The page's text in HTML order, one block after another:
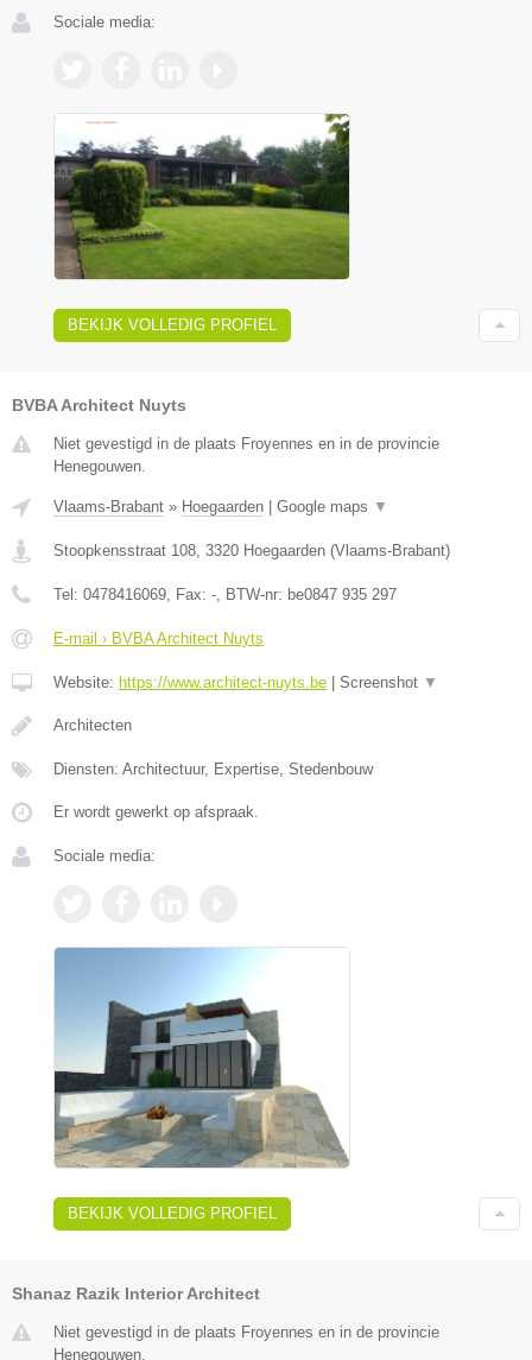
Sociale media:
BEKIJK VOLLEDIG PROFIEL
BVBA Architect Nuyts
Niet gevestigd in de plaats Froyennes en in de provincie
Henegouwen.
Vlaams-Brabant » Hoegaarden | Google maps ▼
Stoopkensstraat 108 3320 Hoegaarden (Vlaams-Brabant)
Tel: 0478416069 , Fax: - , BTW-nr: be0847 935 297
E-mail › BVBA Architect Nuyts
Website: https://www.architect-nuyts.be | Screenshot ▼
Architecten
Diensten: Architectuur, Expertise, Stedenbouw
Er wordt gewerkt op afspraak.
Sociale media:
BEKIJK VOLLEDIG PROFIEL
Shanaz Razik Interior Architect
Niet gevestigd in de plaats Froyennes en in de provincie
Henegouwen.